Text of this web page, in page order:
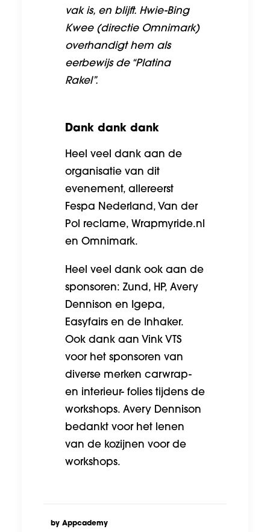
vak is, en blijft. Hwie-Bing
Kwee (directie Omnimark)
overhandigt hem als
eerbewijs de “Platina
Rakel”.
Dank dank dank
Heel veel dank aan de
organisatie van dit
evenement, allereerst
Fespa Nederland, Van der
Pol reclame, Wrapmyride.nl
en Omnimark.
Heel veel dank ook aan de
sponsoren: Zund, HP, Avery
Dennison en Igepa,
Easyfairs en de Inhaker.
Ook dank aan Vink VTS
voor het sponsoren van
diverse merken carwrap-
en interieur- folies tijdens de
workshops. Avery Dennison
bedankt voor het lenen
van de kozijnen voor de
workshops.
by Appcademy